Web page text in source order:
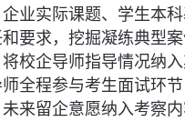
业实际课题、学生本科
要求，挖掘凝练典型
校企导师指导情况纳
全程参与考生面试环
来留企意愿纳入考察